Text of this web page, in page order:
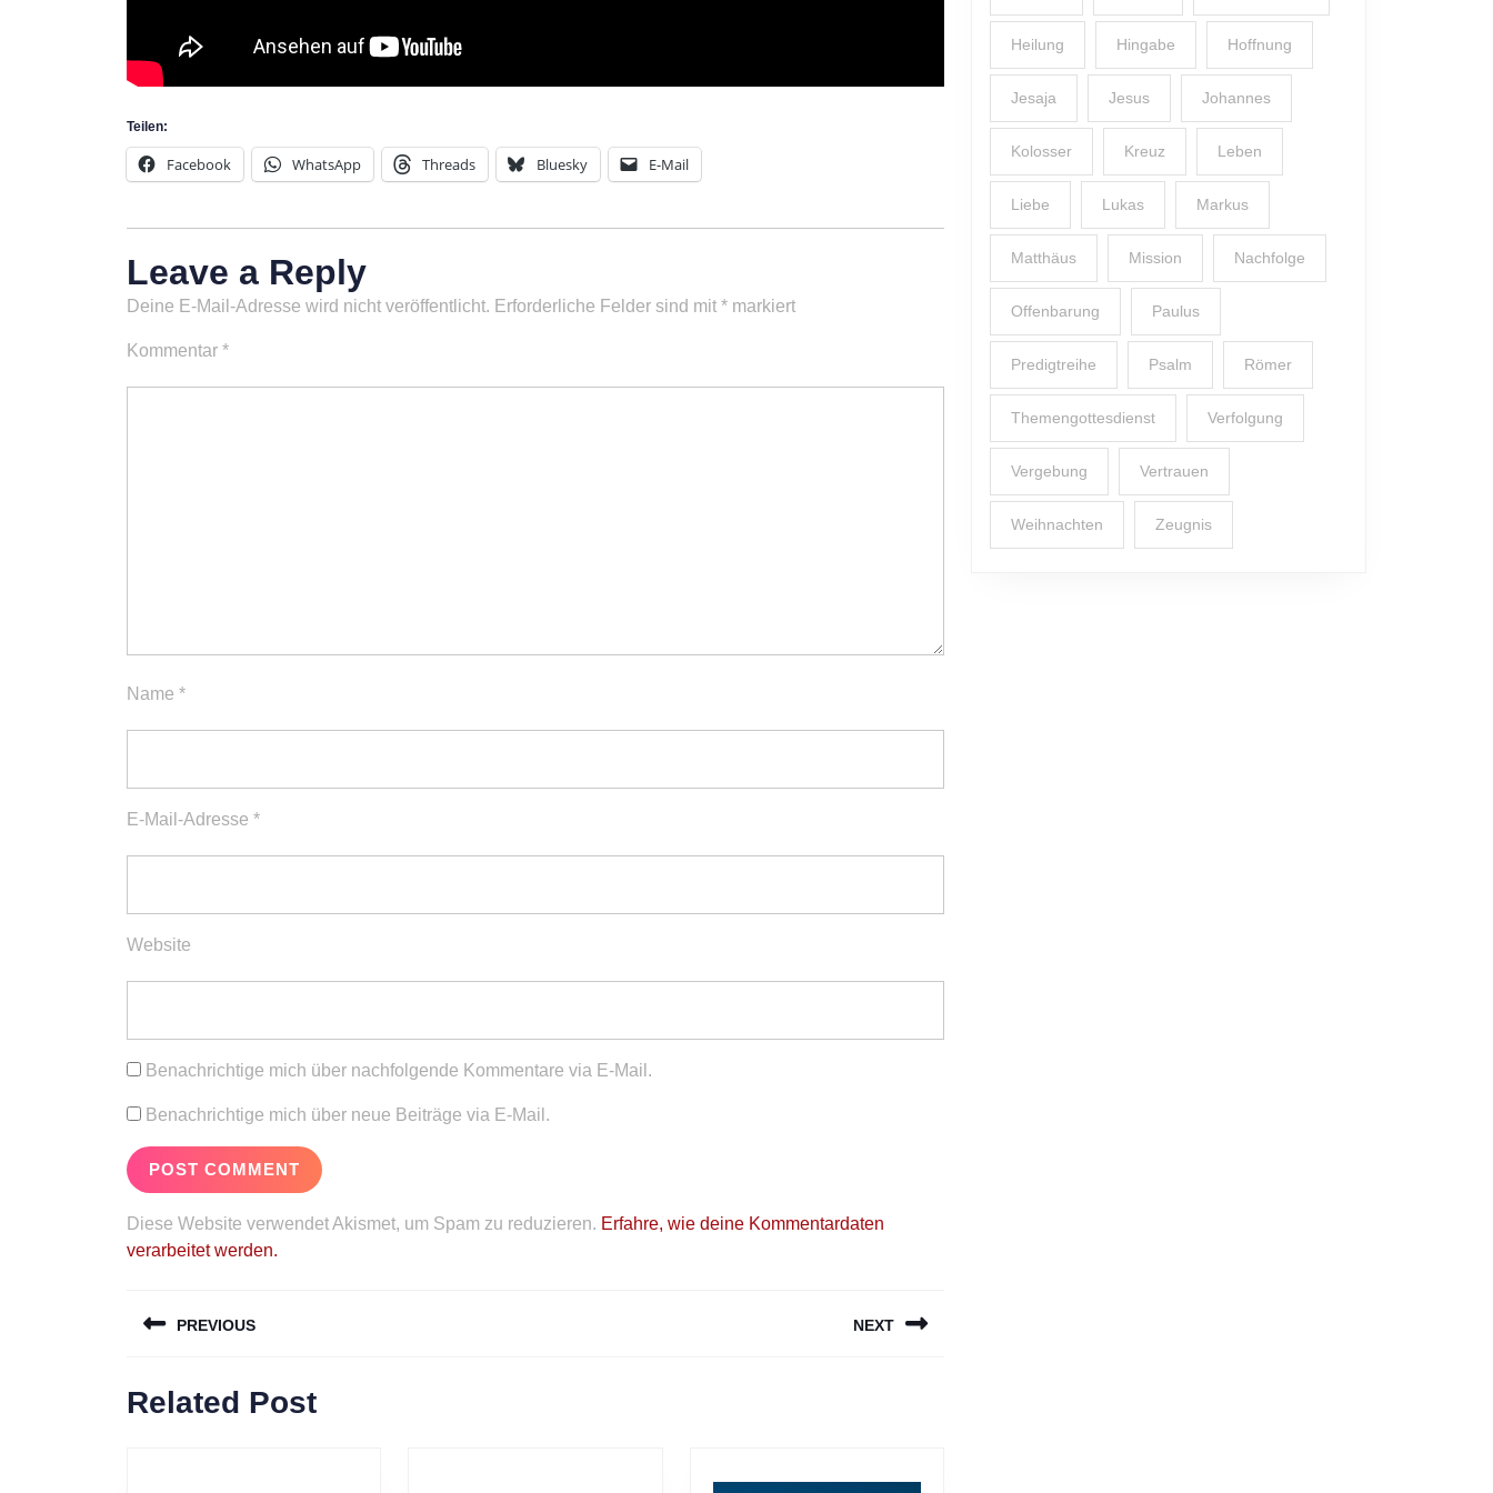
Teilen:
Facebook WhatsApp Threads Bluesky E-Mail
Leave a Reply
Deine E-Mail-Adresse wird nicht veröffentlicht. Erforderliche Felder sind mit * markiert
Kommentar *
Name *
E-Mail-Adresse *
Website
Benachrichtige mich über nachfolgende Kommentare via E-Mail.
Benachrichtige mich über neue Beiträge via E-Mail.
Diese Website verwendet Akismet, um Spam zu reduzieren. Erfahre, wie deine Kommentardaten
verarbeitet werden.
PREVIOUS
post:
NEXT
Related Post
Heilung Hingabe Hoffnung
Jesaja Jesus Johannes
Kolosser Kreuz Leben
Liebe Lukas Markus
Matthäus Mission Nachfolge
Offenbarung Paulus
Predigtreihe Psalm Römer
Themengottesdienst Verfolgung
Vergebung Vertrauen
Weihnachten Zeugnis